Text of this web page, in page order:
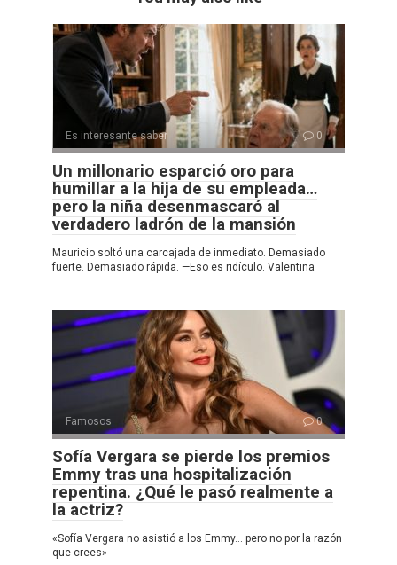
Es interesante saber 0
Un millonario esparció oro para
humillar a la hija de su empleada…
pero la niña desenmascaró al
verdadero ladrón de la mansión
Mauricio soltó una carcajada de inmediato. Demasiado
fuerte. Demasiado rápida. —Eso es ridículo. Valentina
Famosos 0
Sofía Vergara se pierde los premios
Emmy tras una hospitalización
repentina. ¿Qué le pasó realmente a
la actriz?
«Sofía Vergara no asistió a los Emmy… pero no por la razón
que crees»